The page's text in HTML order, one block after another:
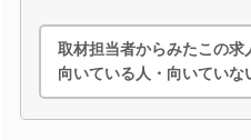
取材担当者からみたこの求
向いている人・向いていな